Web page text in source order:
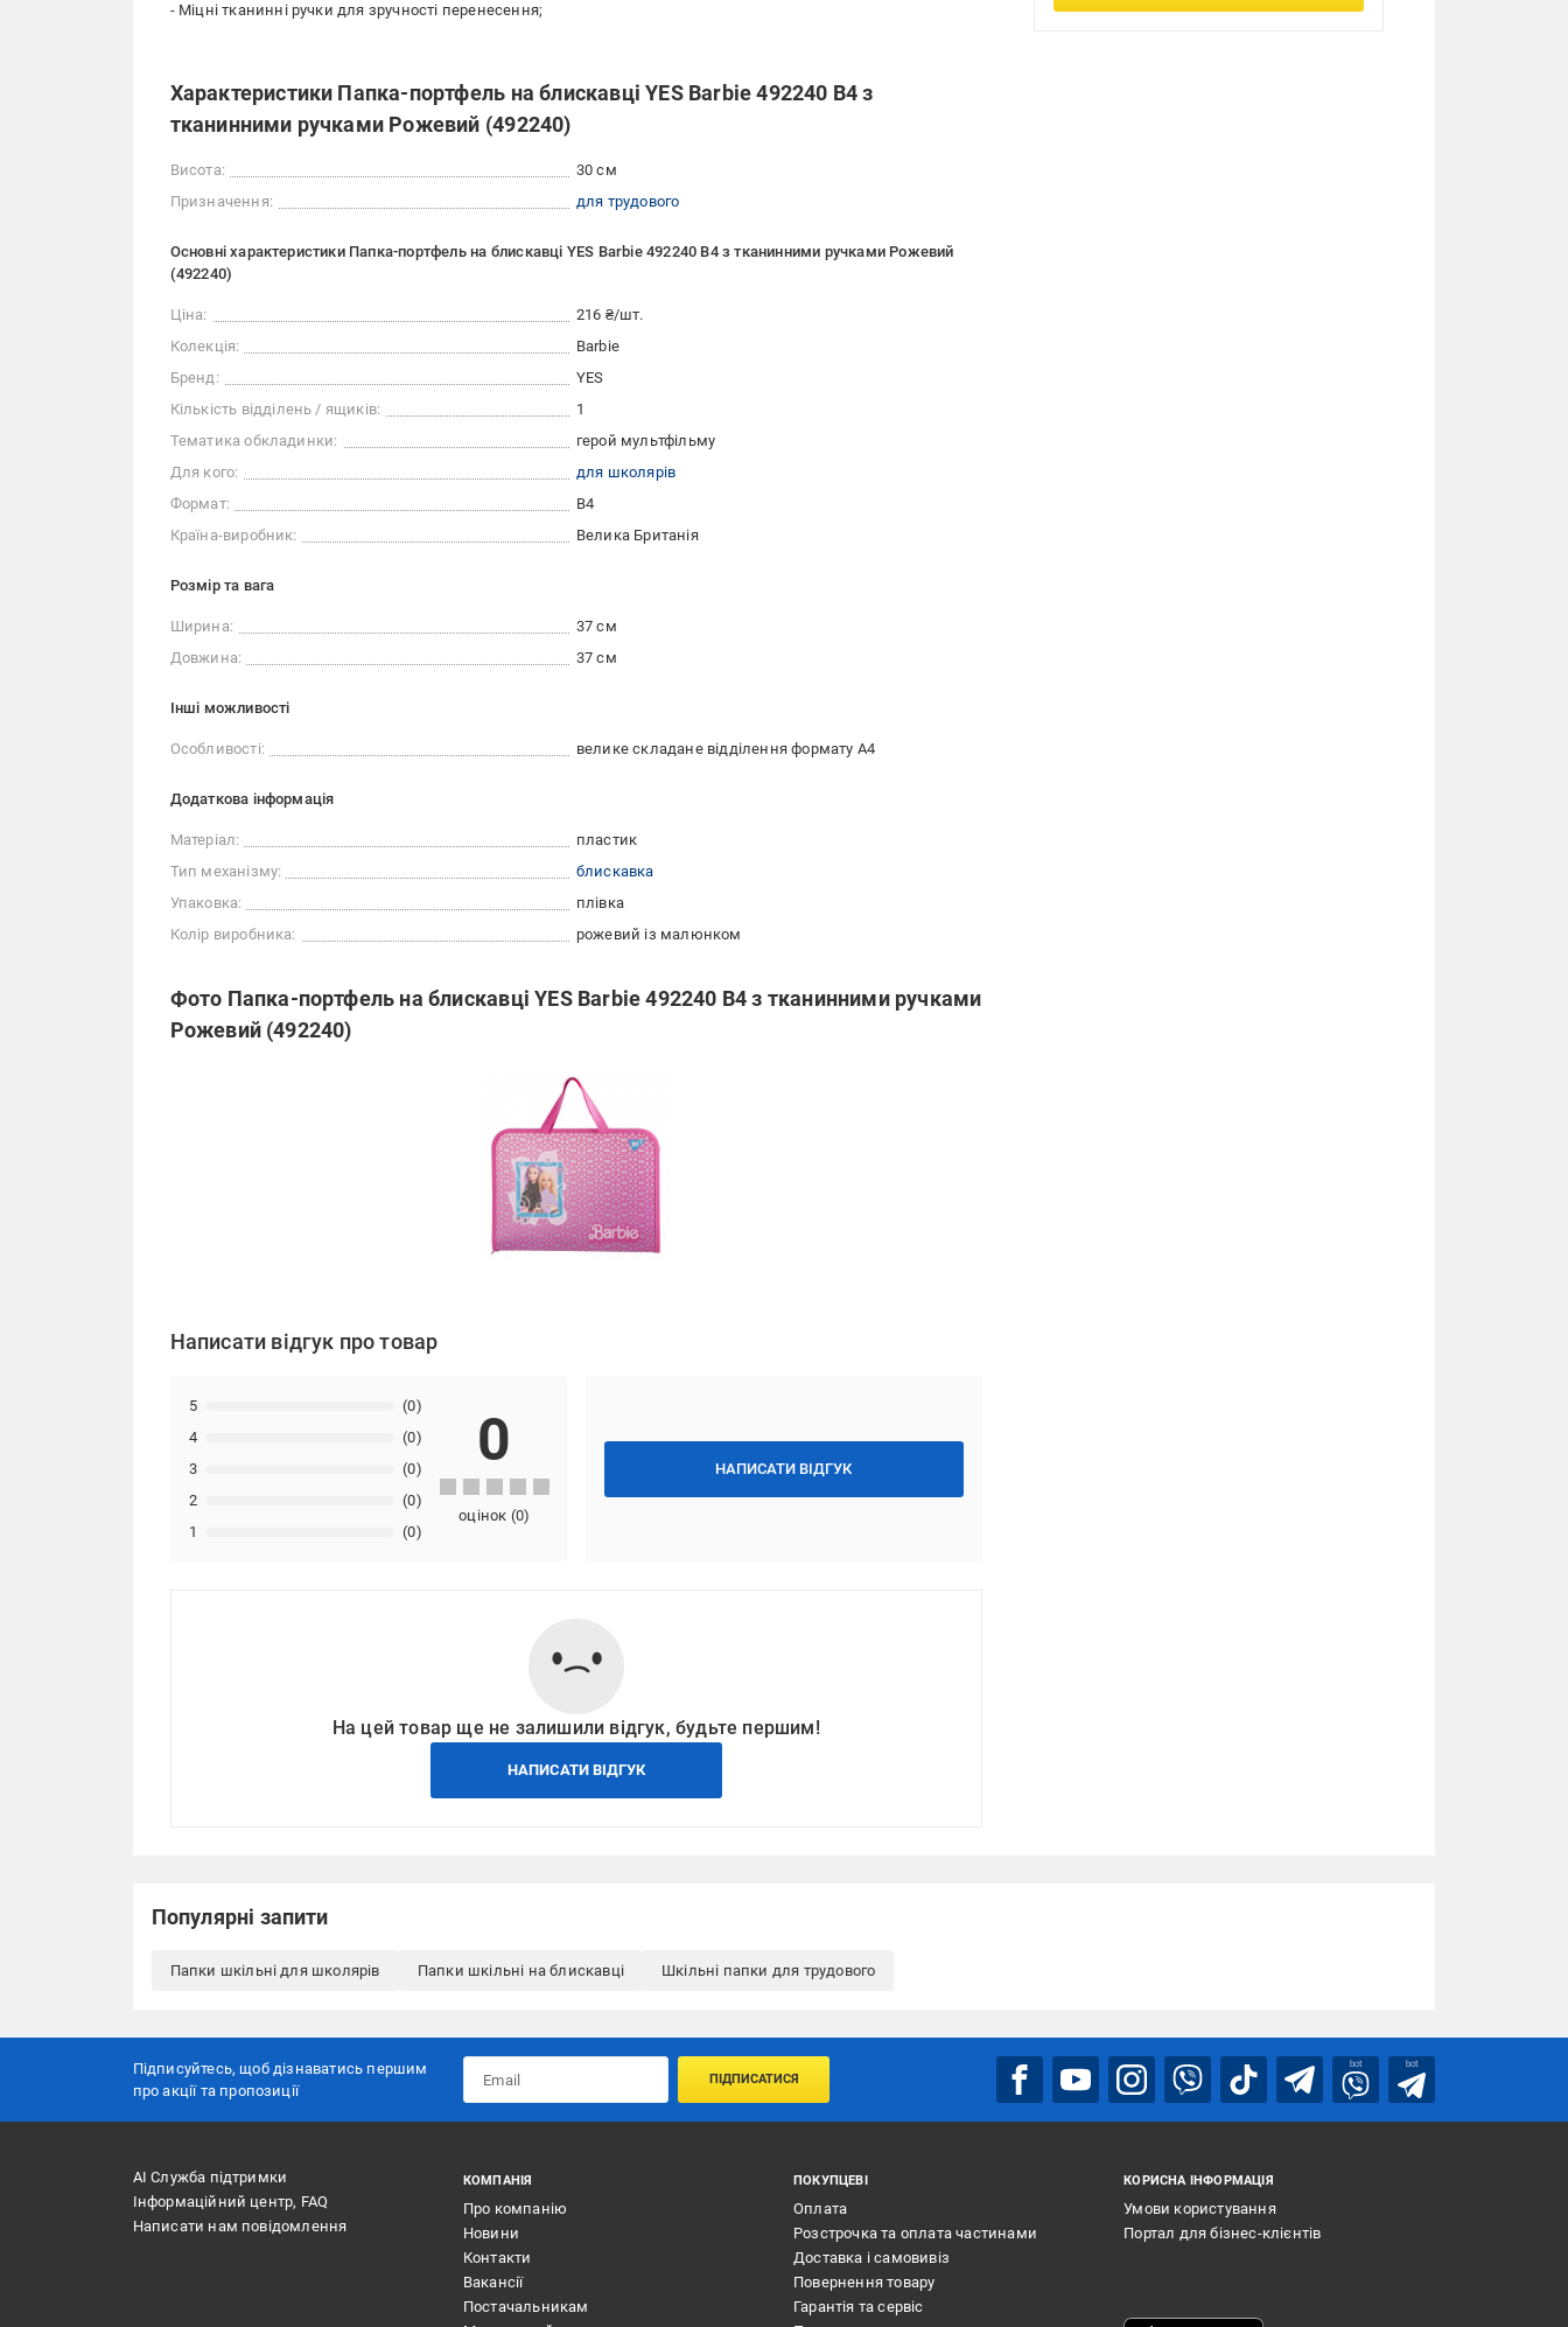
- Міцні тканинні ручки для зручності перенесення;
Характеристики Папка-портфель на блискавці YES Barbie 492240 В4 з
тканинними ручками Рожевий (492240)
Висота:
30 см
Призначення:
для трудового
Основні характеристики Папка-портфель на блискавці YES Barbie 492240 В4 з тканинними ручками Рожевий
(492240)
Ціна:
216 ₴/шт.
Колекція:
Barbie
Бренд:
YES
Кількість відділень / ящиків:
1
Тематика обкладинки:
герой мультфільму
Для кого:
для школярів
Формат:
B4
Країна-виробник:
Велика Британія
Розмір та вага
Ширина:
37 см
Довжина:
37 см
Iншi можливостi
Особливості: велике складане відділення формату А4
Додаткова інформація
Матеріал:
пластик
Тип механізму:
блискавка
Упаковка:
плівка
Колір виробника:
рожевий із малюнком
Фото Папка-портфель на блискавці YES Barbie 492240 В4 з тканинними ручками
Рожевий (492240)
Написати відгук про товар
НАПИСАТИ ВІДГУК
1 (0)
2 (0)
3 (0)
4 (0)
5 (0)
0
оцінок (0)
На цей товар ще не залишили відгук, будьте першим!
НАПИСАТИ ВІДГУК
Популярні запити
Папки шкільні для школярів Папки шкільні на блискавці Шкільні папки для трудового
Підписуйтесь, щоб дізнаватись першим
про акції та пропозиції
ПІДПИСАТИСЯ
bot bot
АІ Служба підтримки
Інформаційний центр, FAQ
Написати нам повідомлення
КОМПАНІЯ
Про компанію
Новини
Контакти
Вакансії
Постачальникам
ПОКУПЦЕВІ
Оплата
Розстрочка та оплата частинами
Доставка і самовивіз
Повернення товару
Гарантія та сервіс
КОРИСНА ІНФОРМАЦІЯ
Умови користування
Портал для бізнес-клієнтів